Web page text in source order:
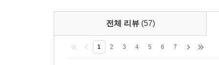
전체 리뷰 (57)
1 2 3 4 5 6 7